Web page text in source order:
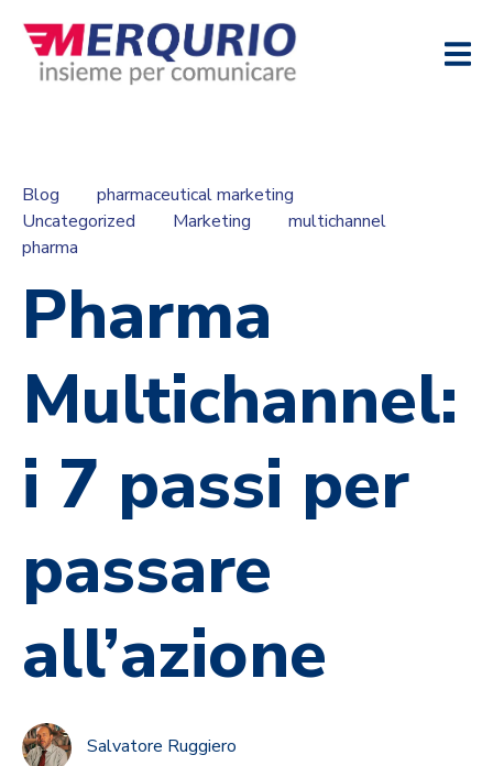
Blog
pharmaceutical marketing
Uncategorized
Marketing
multichannel
pharma
Pharma
Multichannel:
i 7 passi per
passare
all’azione
Salvatore Ruggiero